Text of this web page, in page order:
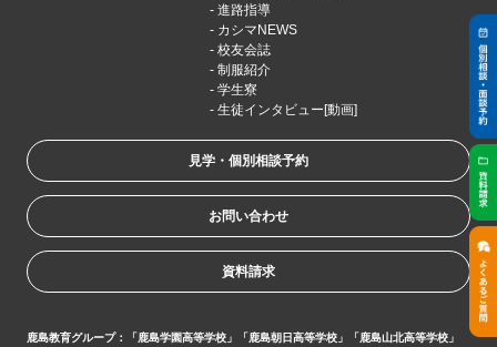
進路指導
カシマNEWS
校友会誌
制服紹介
学生寮
生徒インタビュー[動画]
見学・個別相談予約
お問い合わせ
資料請求
鹿島教育グループ：「鹿島学園高等学校」「鹿島朝日高等学校」「鹿島山北高等学校」